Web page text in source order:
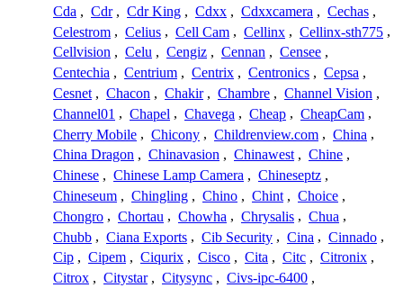
Cda , Cdr , Cdr King , Cdxx , Cdxxcamera , Cechas ,
Celestrom , Celius , Cell Cam , Cellinx , Cellinx-sth775 ,
Cellvision , Celu , Cengiz , Cennan , Censee ,
Centechia , Centrium , Centrix , Centronics , Cepsa ,
Cesnet , Chacon , Chakir , Chambre , Channel Vision ,
Channel01 , Chapel , Chavega , Cheap , CheapCam ,
Cherry Mobile , Chicony , Childrenview.com , China ,
China Dragon , Chinavasion , Chinawest , Chine ,
Chinese , Chinese Lamp Camera , Chineseptz ,
Chineseum , Chingling , Chino , Chint , Choice ,
Chongro , Chortau , Chowha , Chrysalis , Chua ,
Chubb , Ciana Exports , Cib Security , Cina , Cinnado ,
Cip , Cipem , Ciqurix , Cisco , Cita , Citc , Citronix ,
Citrox , Citystar , Citysync , Civs-ipc-6400 ,